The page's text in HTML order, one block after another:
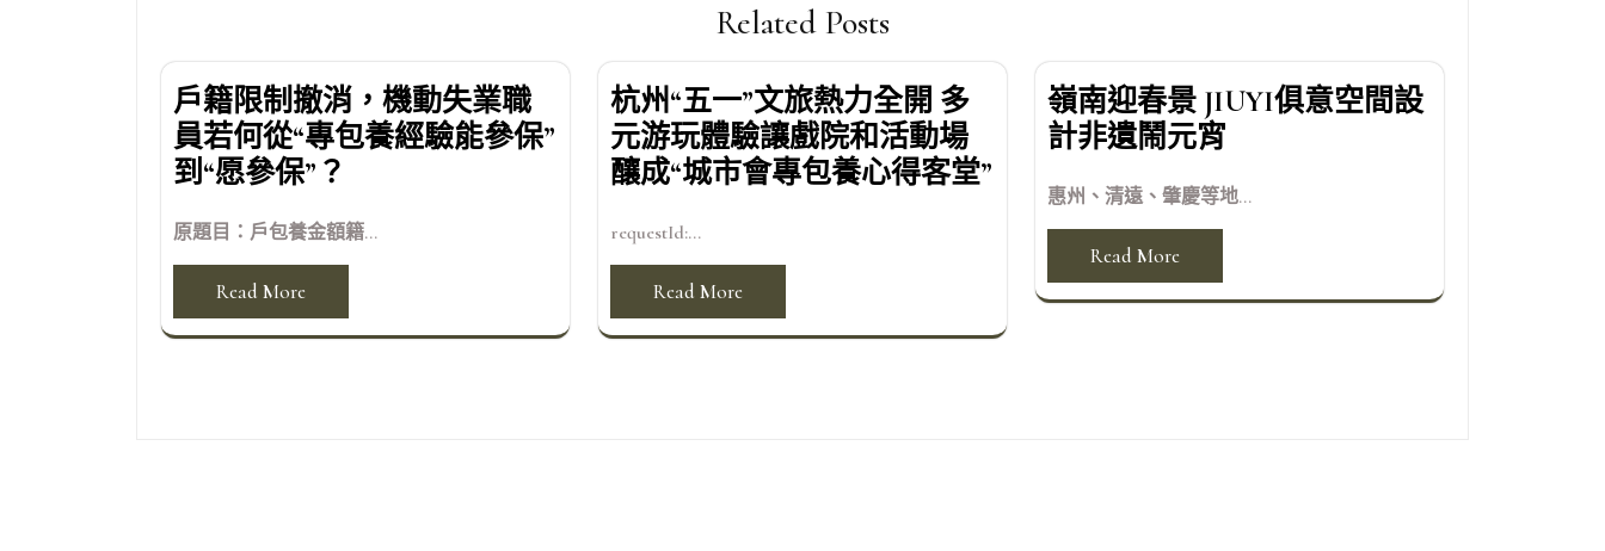
Related Posts
戶籍限制撤消，機動失業職
員若何從“專包養經驗能參保”
到“愿參保”？
原題目：戶包養金額籍...
Read More
杭州“五一”文旅熱力全開 多
元游玩體驗讓戲院和活動場
釀成“城市會專包養心得客堂”
requestId:...
Read More
嶺南迎春景 JIUYI俱意空間設
計非遺鬧元宵
惠州、清遠、肇慶等地...
Read More